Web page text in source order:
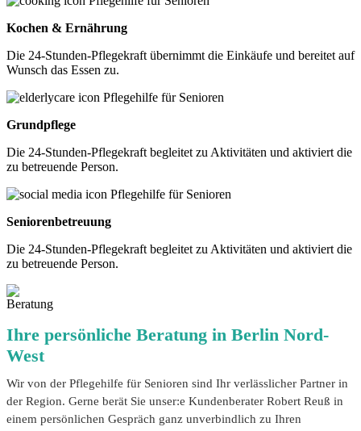
Kochen & Ernährung
Die 24-Stunden-Pflegekraft übernimmt die Einkäufe und bereitet auf
Wunsch das Essen zu.
Grundpflege
Die 24-Stunden-Pflegekraft begleitet zu Aktivitäten und aktiviert die
zu betreuende Person.
Seniorenbetreuung
Die 24-Stunden-Pflegekraft begleitet zu Aktivitäten und aktiviert die
zu betreuende Person.
Ihre persönliche Beratung in Berlin Nord-
West
Wir von der Pflegehilfe für Senioren sind Ihr verlässlicher Partner in
der Region. Gerne berät Sie unser:e Kundenberater Robert Reuß in
einem persönlichen Gespräch ganz unverbindlich zu Ihren